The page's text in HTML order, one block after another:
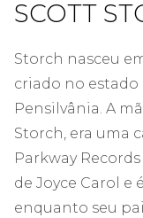
SCOTT
Storch nasceu
criado no
Pensilvânia. A
Storch, era uma
Parkway
de Joyce Carol e
enquanto seu